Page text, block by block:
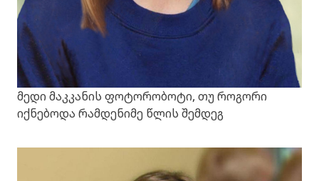
მედი მაკკანის ფოტორობოტი, თუ როგორი
იქნებოდა რამდენიმე წლის შემდეგ